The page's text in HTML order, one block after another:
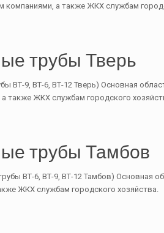
компаниями, а также ЖКХ службам
трубы Тверь
ВТ-9, ВТ-6, ВТ-12 Тверь) Основная
также ЖКХ службам городского
трубы Тамбов
ВТ-6, ВТ-9, ВТ-12 Тамбов) Основная
ЖКХ службам городского хозяйства.